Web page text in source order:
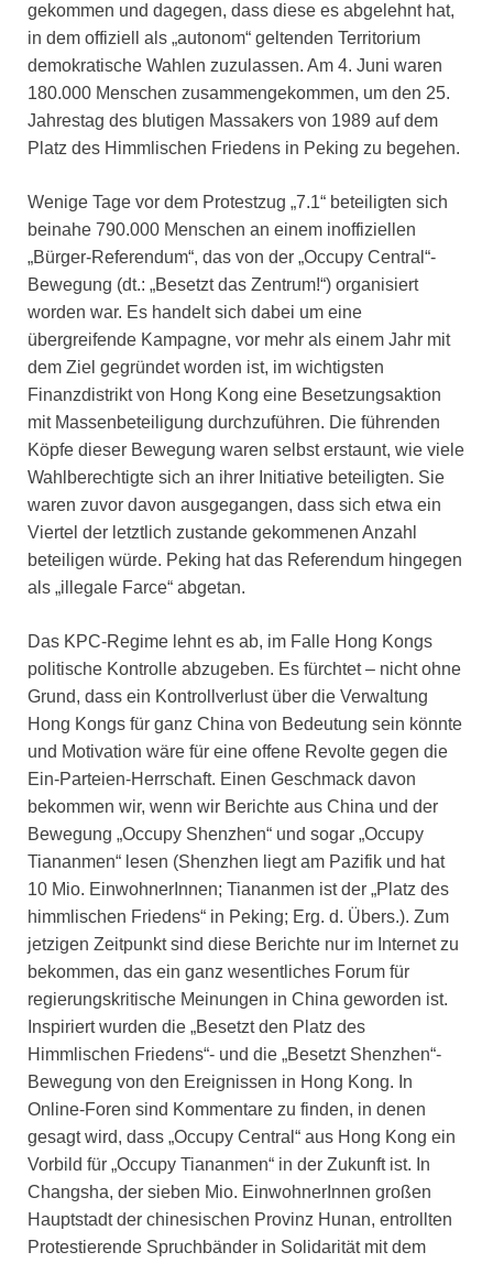
gekommen und dagegen, dass diese es abgelehnt hat,
in dem offiziell als „autonom“ geltenden Territorium
demokratische Wahlen zuzulassen. Am 4. Juni waren
180.000 Menschen zusammengekommen, um den 25.
Jahrestag des blutigen Massakers von 1989 auf dem
Platz des Himmlischen Friedens in Peking zu begehen.
Wenige Tage vor dem Protestzug „7.1“ beteiligten sich
beinahe 790.000 Menschen an einem inoffiziellen
„Bürger-Referendum“, das von der „Occupy Central“-
Bewegung (dt.: „Besetzt das Zentrum!“) organisiert
worden war. Es handelt sich dabei um eine
übergreifende Kampagne, vor mehr als einem Jahr mit
dem Ziel gegründet worden ist, im wichtigsten
Finanzdistrikt von Hong Kong eine Besetzungsaktion
mit Massenbeteiligung durchzuführen. Die führenden
Köpfe dieser Bewegung waren selbst erstaunt, wie viele
Wahlberechtigte sich an ihrer Initiative beteiligten. Sie
waren zuvor davon ausgegangen, dass sich etwa ein
Viertel der letztlich zustande gekommenen Anzahl
beteiligen würde. Peking hat das Referendum hingegen
als „illegale Farce“ abgetan.
Das KPC-Regime lehnt es ab, im Falle Hong Kongs
politische Kontrolle abzugeben. Es fürchtet – nicht ohne
Grund, dass ein Kontrollverlust über die Verwaltung
Hong Kongs für ganz China von Bedeutung sein könnte
und Motivation wäre für eine offene Revolte gegen die
Ein-Parteien-Herrschaft. Einen Geschmack davon
bekommen wir, wenn wir Berichte aus China und der
Bewegung „Occupy Shenzhen“ und sogar „Occupy
Tiananmen“ lesen (Shenzhen liegt am Pazifik und hat
10 Mio. EinwohnerInnen; Tiananmen ist der „Platz des
himmlischen Friedens“ in Peking; Erg. d. Übers.). Zum
jetzigen Zeitpunkt sind diese Berichte nur im Internet zu
bekommen, das ein ganz wesentliches Forum für
regierungskritische Meinungen in China geworden ist.
Inspiriert wurden die „Besetzt den Platz des
Himmlischen Friedens“- und die „Besetzt Shenzhen“-
Bewegung von den Ereignissen in Hong Kong. In
Online-Foren sind Kommentare zu finden, in denen
gesagt wird, dass „Occupy Central“ aus Hong Kong ein
Vorbild für „Occupy Tiananmen“ in der Zukunft ist. In
Changsha, der sieben Mio. EinwohnerInnen großen
Hauptstadt der chinesischen Provinz Hunan, entrollten
Protestierende Spruchbänder in Solidarität mit dem